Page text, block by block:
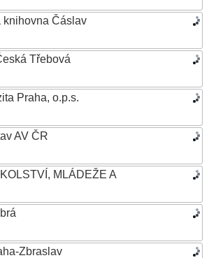
knihovna Čáslav
Třebová
Praha, o.p.s.
AV ČR
MLÁDEŽE A
Zbraslav